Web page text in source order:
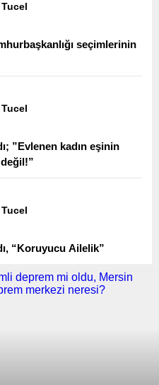
seçimlerinin
”Evlenen kadın eşinin
“Koruyucu Ailelik”